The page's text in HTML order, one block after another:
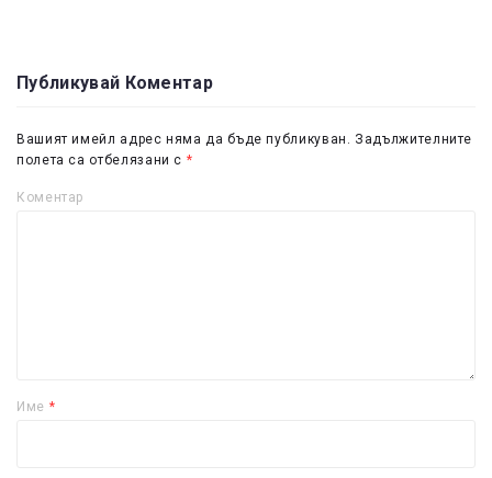
Публикувай Коментар
Вашият имейл адрес няма да бъде публикуван. Задължителните
полета са отбелязани с *
Коментар
Име *